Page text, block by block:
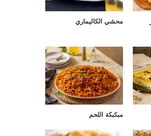
محشي الكاليماري
مبكبكة اللحم